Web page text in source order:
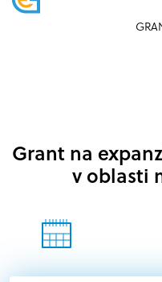
Grant na
v oblasti